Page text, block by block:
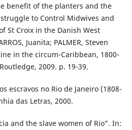
benefit of the planters and the
to Control Midwives and
St Croix in the Danish West
Juanita; PALMER, Steven
in the circum-Caribbean, 1800-
2009. p. 19-39.
escravos no Rio de Janeiro (1808-
das Letras, 2000.
and the slave women of Rio”. In: